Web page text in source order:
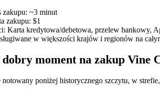
zakupu: ~3 minut
zakupu: $1
: Karta kredytowa/debetowa, przelew bankowy,
w większości krajów i regionów na
moment na zakup Vine
poniżej historycznego szczytu, w